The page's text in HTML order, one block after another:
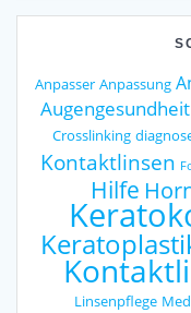
Anpasser Anpassung
Augengesundheit
Crosslinking
Kontaktlinsen
Hilfe
Linsenpflege